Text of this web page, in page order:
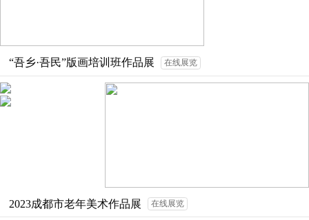
“吾乡·吾民”版画培训班作品展 在线展览
2023成都市老年美术作品展 在线展览